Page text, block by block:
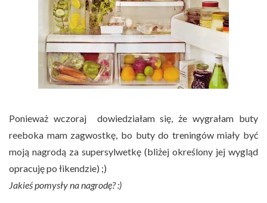
Ponieważ wczoraj dowiedziałam się, że wygrałam buty
reeboka mam zagwostkę, bo buty do treningów miały być
moją nagrodą za supersylwetkę (bliżej określony jej wygląd
opracuję po łikendzie) ;)
Jakieś pomysły na nagrodę? :)